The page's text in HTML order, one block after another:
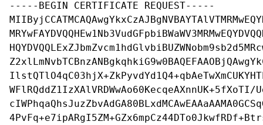
-----BEGIN CERTIFICATE REQUEST-----
WFlRQddZ1IzXAlVRDWwAo60KecqeAXnnUK+5fXoTI/